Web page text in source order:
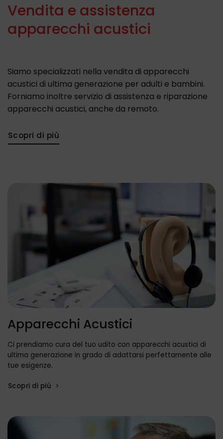
Vendita e assistenza
apparecchi acustici
Siamo specializzati nella vendita di apparecchi
acustici di ultima generazione per adulti e bambini.
Forniamo inoltre servizio di assistenza e riparazione
apparecchi acustici, anche da remoto.
Scopri di più
Apparecchi Acustici
Ci prendiamo cura del tuo udito con apparecchi acustici di
ultima generazione in grado di adattarsi perfettamente alle
tue esigenze.
Scopri di più